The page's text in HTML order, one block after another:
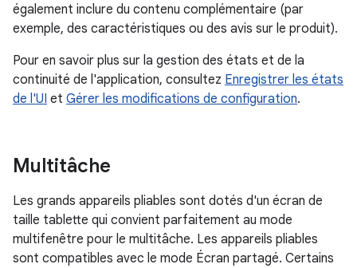
également inclure du contenu complémentaire (par
exemple, des caractéristiques ou des avis sur le produit).
Pour en savoir plus sur la gestion des états et de la
continuité de l'application, consultez Enregistrer les états
de l'UI et Gérer les modifications de configuration.
Multitâche
Les grands appareils pliables sont dotés d'un écran de
taille tablette qui convient parfaitement au mode
multifenêtre pour le multitâche. Les appareils pliables
sont compatibles avec le mode Écran partagé. Certains